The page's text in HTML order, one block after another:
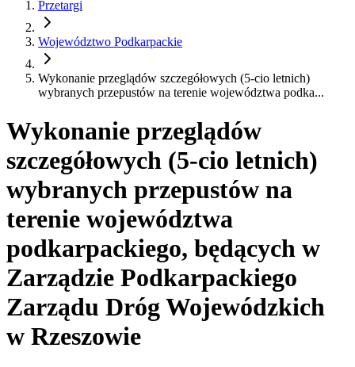
Przetargi
Województwo Podkarpackie
Wykonanie przeglądów szczegółowych (5-cio letnich)
wybranych przepustów na terenie województwa podka...
Wykonanie przeglądów
szczegółowych (5-cio letnich)
wybranych przepustów na
terenie województwa
podkarpackiego, będących w
Zarządzie Podkarpackiego
Zarządu Dróg Wojewódzkich
w Rzeszowie